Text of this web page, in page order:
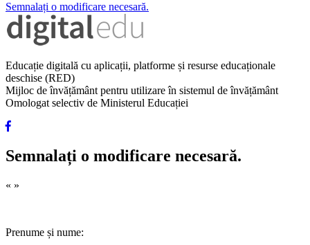
Semnalați o modificare necesară.
Educație digitală cu aplicații, platforme și resurse educaționale
deschise (RED)
Mijloc de învățământ pentru utilizare în sistemul de învățământ
Omologat selectiv de Ministerul Educației
Semnalați o modificare necesară.
« »
Prenume și nume: